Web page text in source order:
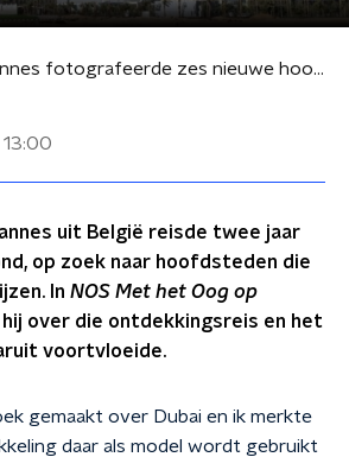
Nick Hannes fotografeerde zes nieuwe hoofdsteden: 'Dystopisch, oersaai en zielloos'
13:00
uit België reisde twee jaar
op zoek naar hoofdsteden die
In NOS Met het Oog op
over die ontdekkingsreis en het
voortvloeide.
gemaakt over Dubai en ik merkte
daar als model wordt gebruikt